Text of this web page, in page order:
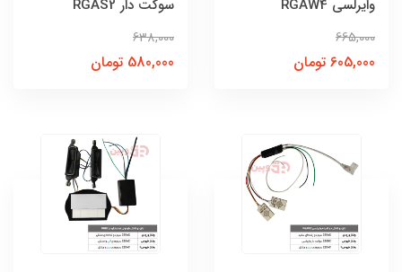
وایرلسی RGAW4
665,000
605,000 تومان
سوکت دار RGAS2
638,000
580,000 تومان